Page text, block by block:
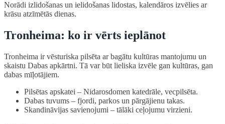
Norādi izlidošanas un ielidošanas lidostas, kalendāros izvēlies ar
krāsu atzīmētās dienas.
Tronheima: ko ir vērts ieplānot
Tronheima ir vēsturiska pilsēta ar bagātu kultūras mantojumu un
skaistu Dabas apkārtni. Tā var būt lieliska izvēle gan kultūras, gan
dabas mīļotājiem.
Pilsētas apskatei – Nidarosdomen katedrāle, vecpilsēta.
Dabas tuvums – fjordi, parkos un pārgājienu takas.
Skandināvijas savienojumi – tālāki ceļojumu virzieni.